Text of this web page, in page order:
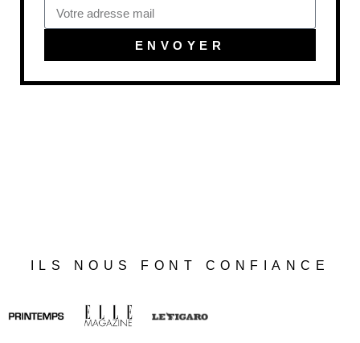
ENVOYER
ILS NOUS FONT CONFIANCE